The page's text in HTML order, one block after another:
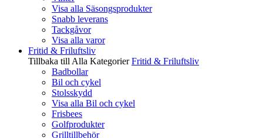
Visa alla Säsongsprodukter
Snabb leverans
Tackgåvor
Visa alla varor
Fritid & Friluftsliv
Tillbaka till Alla Kategorier Fritid & Friluftsliv
Badbollar
Bil och cykel
Stolsskydd
Visa alla Bil och cykel
Frisbees
Golfprodukter
Grilltillbehör